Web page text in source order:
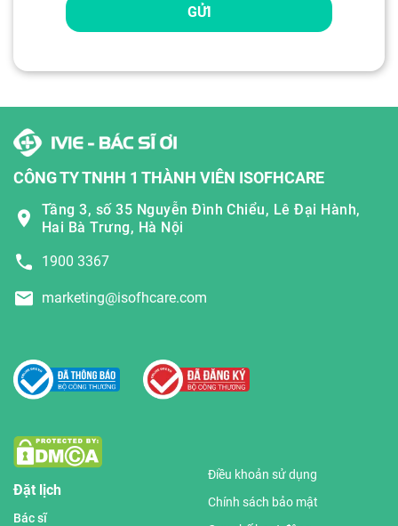
GỬI
CÔNG TY TNHH 1 THÀNH VIÊN ISOFHCARE
Tầng 3, số 35 Nguyễn Đình Chiểu, Lê Đại Hành,
Hai Bà Trưng, Hà Nội
1900 3367
marketing@isofhcare.com
Đặt lịch
Bác sĩ
Điều khoản sử dụng
Chính sách bảo mật